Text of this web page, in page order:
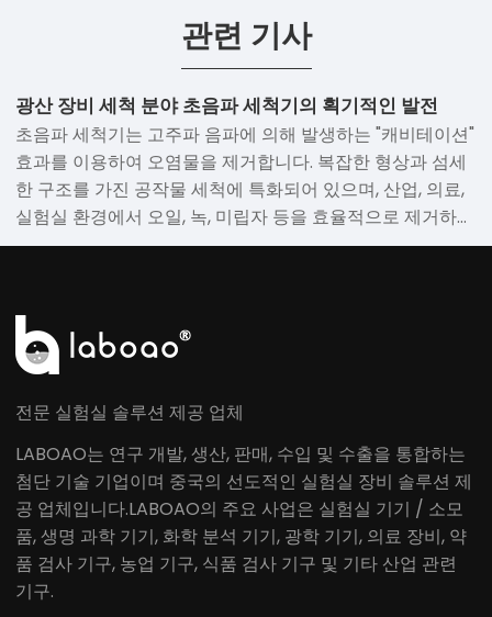
관련 기사
광산 장비 세척 분야 초음파 세척기의 획기적인 발전
초음파 세척기는 고주파 음파에 의해 발생하는 "캐비테이션"
효과를 이용하여 오염물을 제거합니다. 복잡한 형상과 섬세
한 구조를 가진 공작물 세척에 특화되어 있으며, 산업, 의료,
실험실 환경에서 오일, 녹, 미립자 등을 효율적으로 제거하여
탁월한 세척 결과를 제공합니다.
전문 실험실 솔루션 제공 업체
LABOAO는 연구 개발, 생산, 판매, 수입 및 수출을 통합하는
첨단 기술 기업이며 중국의 선도적인 실험실 장비 솔루션 제
공 업체입니다.LABOAO의 주요 사업은 실험실 기기 / 소모
품, 생명 과학 기기, 화학 분석 기기, 광학 기기, 의료 장비, 약
품 검사 기구, 농업 기구, 식품 검사 기구 및 기타 산업 관련
기구.